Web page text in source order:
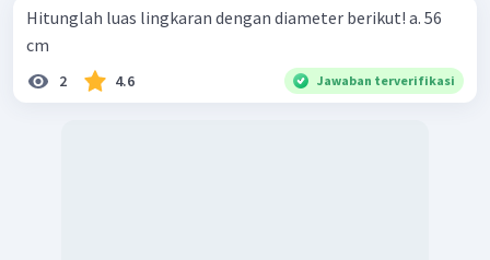
Hitunglah luas lingkaran dengan diameter berikut! a. 56
cm
2 4.6 Jawaban terverifikasi